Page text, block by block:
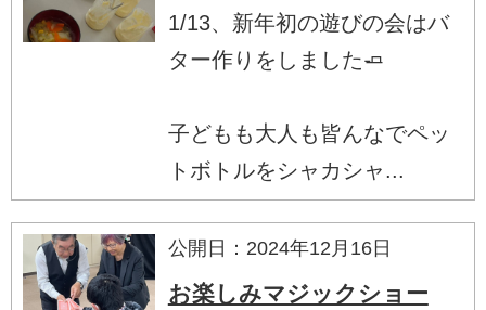
1/13、新年初の遊びの会はバ
ター作りをしました🧈
子どもも大人も皆んなでペッ
トボトルをシャカシャ...
公開日：2024年12月16日
お楽しみマジックショー